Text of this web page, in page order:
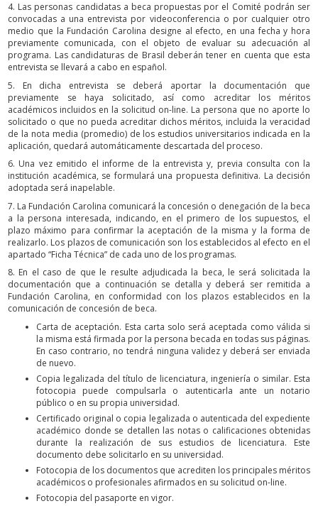
4. Las personas candidatas a beca propuestas por el Comité podrán ser
convocadas a una entrevista por videoconferencia o por cualquier otro
medio que la Fundación Carolina designe al efecto, en una fecha y hora
previamente comunicada, con el objeto de evaluar su adecuación al
programa. Las candidaturas de Brasil deberán tener en cuenta que esta
entrevista se llevará a cabo en español.
5. En dicha entrevista se deberá aportar la documentación que
previamente se haya solicitado, así como acreditar los méritos
académicos incluidos en la solicitud on-line. La persona que no aporte lo
solicitado o que no pueda acreditar dichos méritos, incluida la veracidad
de la nota media (promedio) de los estudios universitarios indicada en la
aplicación, quedará automáticamente descartada del proceso.
6. Una vez emitido el informe de la entrevista y, previa consulta con la
institución académica, se formulará una propuesta definitiva. La decisión
adoptada será inapelable.
7. La Fundación Carolina comunicará la concesión o denegación de la beca
a la persona interesada, indicando, en el primero de los supuestos, el
plazo máximo para confirmar la aceptación de la misma y la forma de
realizarlo. Los plazos de comunicación son los establecidos al efecto en el
apartado “Ficha Técnica” de cada uno de los programas.
8. En el caso de que le resulte adjudicada la beca, le será solicitada la
documentación que a continuación se detalla y deberá ser remitida a
Fundación Carolina, en conformidad con los plazos establecidos en la
comunicación de concesión de beca.
Carta de aceptación. Esta carta solo será aceptada como válida si
la misma está firmada por la persona becada en todas sus páginas.
En caso contrario, no tendrá ninguna validez y deberá ser enviada
de nuevo.
Copia legalizada del título de licenciatura, ingeniería o similar. Esta
fotocopia puede compulsarla o autenticarla ante un notario
público o en su propia universidad.
Certificado original o copia legalizada o autenticada del expediente
académico donde se detallen las notas o calificaciones obtenidas
durante la realización de sus estudios de licenciatura. Este
documento debe solicitarlo en su universidad.
Fotocopia de los documentos que acrediten los principales méritos
académicos o profesionales afirmados en su solicitud on-line.
Fotocopia del pasaporte en vigor.